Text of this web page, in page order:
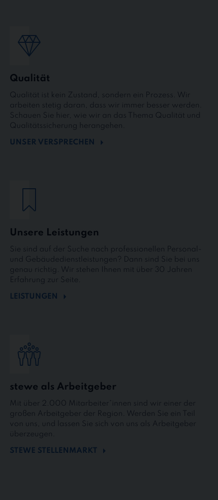
Qualität
Qualität ist kein Zustand, sondern ein Prozess. Wir
arbeiten stetig daran, dass wir immer besser werden.
Schauen Sie hier, wie wir an das Thema Qualität und
Qualitätssicherung herangehen.
UNSER VERSPRECHEN
Unsere Leistungen
Sie sind auf der Suche nach professionellen Personal-
und Gebäudedienstleistungen? Dann sind Sie bei uns
genau richtig. Wir stehen Ihnen mit über 30 Jahren
Erfahrung zur Seite.
LEISTUNGEN
stewe als Arbeitgeber
Mit über 2.000 Mitarbeiter*innen sind wir einer der
großen Arbeitgeber der Region. Werden Sie ein Teil
von uns, und lassen Sie sich von uns als Arbeitgeber
überzeugen.
STEWE STELLENMARKT